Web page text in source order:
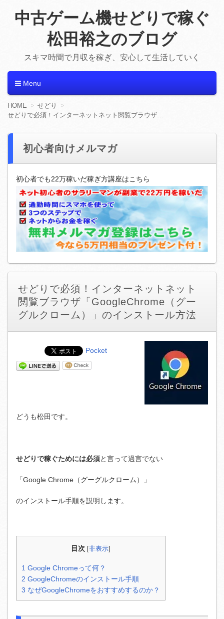
中古ゲーム機せどりで稼ぐ
松田裕之のブログ
スキマ時間で月収を稼ぎ、安心して生活していく
Menu
コンテンツへ移動
HOME
せどり
せどりで必須！インターネットネット閲覧ブラウザ「GoogleChrome（グーグルクローム）」のインストール方法
初心者向けメルマガ
初心者でも22万稼いだ稼ぎ方講座はこちら
せどりで必須！インターネットネット
閲覧ブラウザ「GoogleChrome（グー
グルクローム）」のインストール方法
Pocket
どうも松田です。
せどりで稼ぐためには必須と言って過言でない
「Google Chrome（グーグルクローム）」
のインストール手順を説明します。
目次 非表示
1 Google Chromeって何？
2 GoogleChromeのインストール手順
3 なぜGoogleChromeをおすすめするのか？